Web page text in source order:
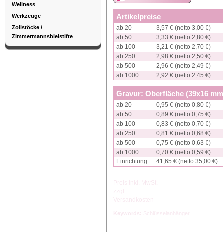
Wellness
Werkzeuge
Zollstöcke /
Zimmermannsbleistifte
Artikelpreise
ab 20
3,57 € (netto 3,00 €)
ab 50
3,33 € (netto 2,80 €)
ab 100
3,21 € (netto 2,70 €)
ab 250
2,98 € (netto 2,50 €)
ab 500
2,96 € (netto 2,49 €)
ab 1000
2,92 € (netto 2,45 €)
Gravur: Oberfläche (39x16
ab 20
0,95 € (netto 0,80 €)
ab 50
0,89 € (netto 0,75 €)
ab 100
0,83 € (netto 0,70 €)
ab 250
0,81 € (netto 0,68 €)
ab 500
0,75 € (netto 0,63 €)
ab 1000
0,70 € (netto 0,59 €)
Einrichtung
41,65 € (netto 35,00 €)